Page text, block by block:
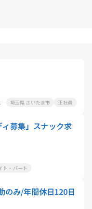
ヒョンチャンプルコギ さいたま新都心店/株式会社 コーフク 埼玉県 さいたま市 正社員
募集」スナック求
ト・パート
のみ/年間休日120日